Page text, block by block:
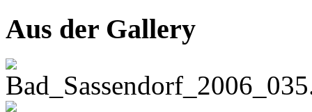
Aus der Gallery